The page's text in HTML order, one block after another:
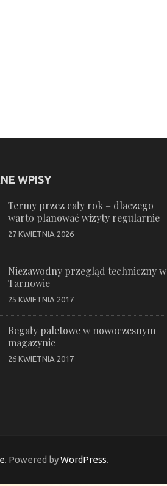
WPISY
Termy przez cały rok – dlaczego
warto planować wizyty regularnie
27 KWIETNIA 2026
Niezawodny przegląd techniczny w
Tarnowie
25 KWIETNIA 2017
Regały paletowe w nowoczesnym
magazynie
26 KWIETNIA 2017
. Powered byWordPress.